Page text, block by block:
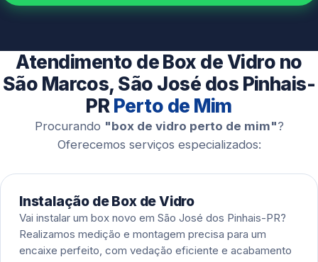
Esquadrias de Alumínio
Atendimento de Box de Vidro no
São Marcos, São José dos Pinhais-
PR Perto de Mim
Procurando "box de vidro perto de mim"?
Oferecemos serviços especializados:
Instalação de Box de Vidro
Vai instalar um box novo em São José dos Pinhais-PR?
Realizamos medição e montagem precisa para um
encaixe perfeito, com vedação eficiente e acabamento